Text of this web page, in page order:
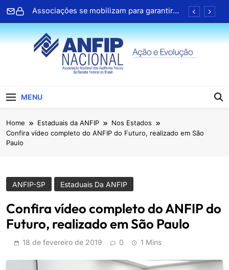
Skip
content
Associações se mobilizam para garantir
ANFIP Nacional participa de seminário da
Receita Federal em Salvador
Clipping ANFIP: Seleção diária de notícias
Cartilhas da Decipex estão disponíveis na
Associações se mobilizam para garantir
ANFIP Nacional participa de seminário da
Receita Federal em Salvador
Clipping ANFIP: Seleção diária de notícias
ANFIP Nacional
MENU
Home Estaduais da ANFIP
Nos Estados
Confira vídeo completo do ANFIP do Futuro, realizado em São
Paulo
ANFIP-SP Estaduais Da ANFIP
Confira vídeo completo do ANFIP do
Futuro, realizado em São Paulo
18 de fevereiro de 2019 0 1 Mins